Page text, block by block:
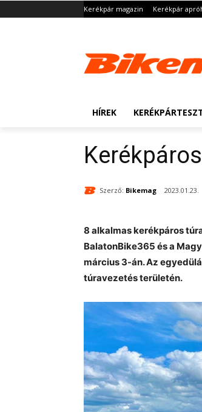
Kerékpár magazin Kerékpár
HÍREK
Szerző: Bikemag 2023.01.23.
8 alkalmas kerékpáros
BalatonBike365 és a
március 3-án. Az
túravezetés területén.